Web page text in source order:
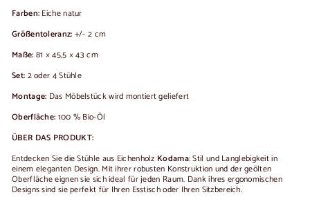
Farben: Eiche natur
Größentoleranz: +/- 2 cm
Maße: 81 × 45,5 × 43 cm
Set: 2 oder 4 Stühle
Montage: Das Möbelstück wird montiert geliefert
Oberfläche: 100 % Bio-Öl
ÜBER DAS PRODUKT:
Entdecken Sie die Stühle aus Eichenholz Kodama: Stil und Langlebigkeit in
einem eleganten Design. Mit ihrer robusten Konstruktion und der geölten
Oberfläche eignen sie sich ideal für jeden Raum. Dank ihres ergonomischen
Designs sind sie perfekt für Ihren Esstisch oder Ihren Sitzbereich.